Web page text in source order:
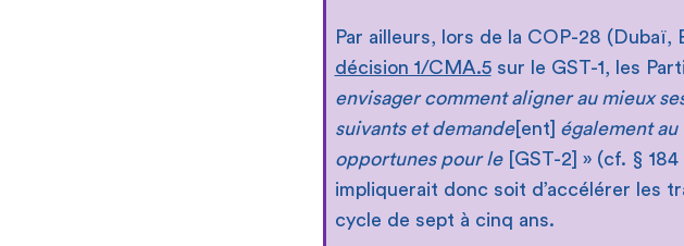
Par ailleurs, lors de la COP-28 (Dubaï,
décision 1/CMA.5sur le GST-1, les
envisager comment aligner au mieux
suivants et demande[ent] également au
opportunes pour le[GST-2] » (cf. § 184
impliquerait donc soit d’accélérer les
cycle de sept à cinq ans.